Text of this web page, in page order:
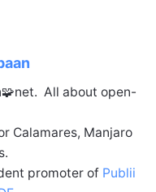
All about open-
Calamares, Manjaro
promoter of Publii